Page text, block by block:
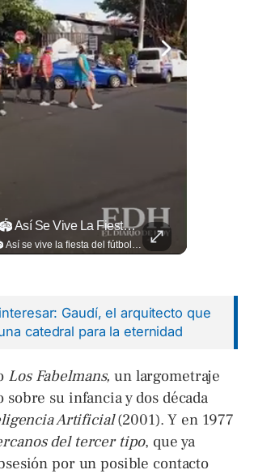
🔥⚽🏟️ Así Se Vive La Fiesta Del Fútbol Salvadoreño: La Pasión De Tigrillos Y Aguiluchos Ya Enciende El Ambiente Previo A La Gran Final Entre...
Gaudí, el arquitecto que
catedral para la eternidad
Los Fabelmans, un largometraje
su infancia y dos década
Artificial(2001). Y en 1977
del tercer tipo, que ya
por un posible contacto